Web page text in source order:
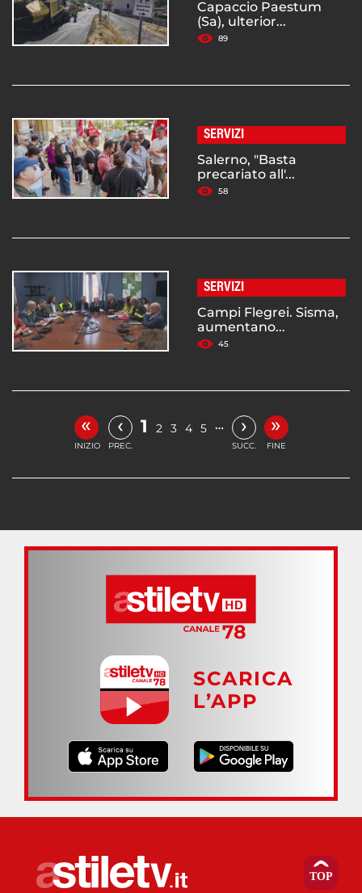
Capaccio Paestum
(Sa), ulterior...
89
SERVIZI
Salerno, "Basta
precariato all'...
58
SERVIZI
Campi Flegrei. Sisma,
aumentano...
45
«
INIZIO
‹
PREC.
1 2 3 4 5 … ›
SUCC.
»
FINE
SCARICA
L’APP